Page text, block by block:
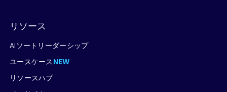
リソース
AIソートリーダーシップ
ユースケース NEW
リソースハブ